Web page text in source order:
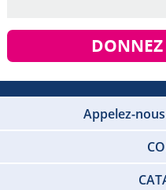
DONNEZ
Appelez-